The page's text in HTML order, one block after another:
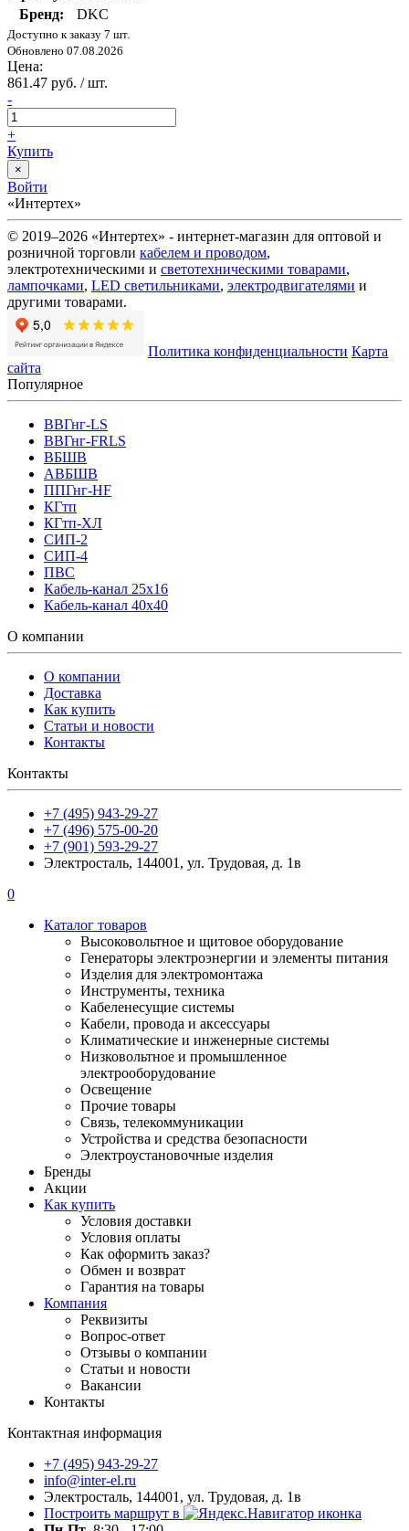
Бренд:
DKC
Доступно к заказу 7 шт.
Обновлено 07.08.2026
Цена:
861.47 руб. / шт.
-
+
Купить
×
Войти
«Интертех»
© 2019–2026 «Интертех» - интернет-магазин для оптовой и
розничной торговли кабелем и проводом,
электротехническими и светотехническими товарами,
лампочками, LED светильниками, электродвигателями и
другими товарами.
Политика конфиденциальности Карта
сайта
Популярное
ВВГнг-LS
ВВГнг-FRLS
ВБШВ
АВБШВ
ППГнг-HF
КГтп
КГтп-ХЛ
СИП-2
СИП-4
ПВС
Кабель-канал 25х16
Кабель-канал 40х40
О компании
О компании
Доставка
Как купить
Статьи и новости
Контакты
Контакты
+7 (495) 943-29-27
+7 (496) 575-00-20
+7 (901) 593-29-27
Электросталь, 144001, ул. Трудовая, д. 1в
0
Каталог товаров
Высоковольтное и щитовое оборудование
Генераторы электроэнергии и элементы питания
Изделия для электромонтажа
Инструменты, техника
Кабеленесущие системы
Кабели, провода и аксессуары
Климатические и инженерные системы
Низковольтное и промышленное
электрооборудование
Освещение
Прочие товары
Связь, телекоммуникации
Устройства и средства безопасности
Электроустановочные изделия
Бренды
Акции
Как купить
Условия доставки
Условия оплаты
Как оформить заказ?
Обмен и возврат
Гарантия на товары
Компания
Реквизиты
Вопрос-ответ
Отзывы о компании
Статьи и новости
Вакансии
Контакты
Контактная информация
+7 (495) 943-29-27
info@inter-el.ru
Электросталь, 144001, ул. Трудовая, д. 1в
Построить маршрут в